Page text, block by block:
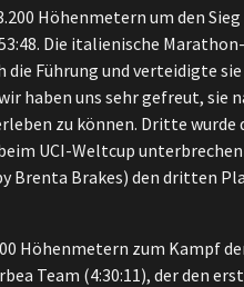
Höhenmetern um den
Die italienische
Führung und verteidigte
haben uns sehr gefreut, sie
zu können. Dritte wurde
UCI-Weltcup
Brenta Brakes) den dritten
Höhenmetern zum Kampf
Team (4:30:11), der den